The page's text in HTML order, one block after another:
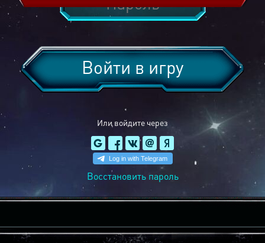
Или войдите через
Войти в игру
Восстановить пароль